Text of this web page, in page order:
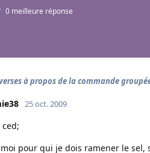
0 meilleure réponse
à propos de la commande
25 oct. 2009
ced;
pour qui je dois ramener le sel,